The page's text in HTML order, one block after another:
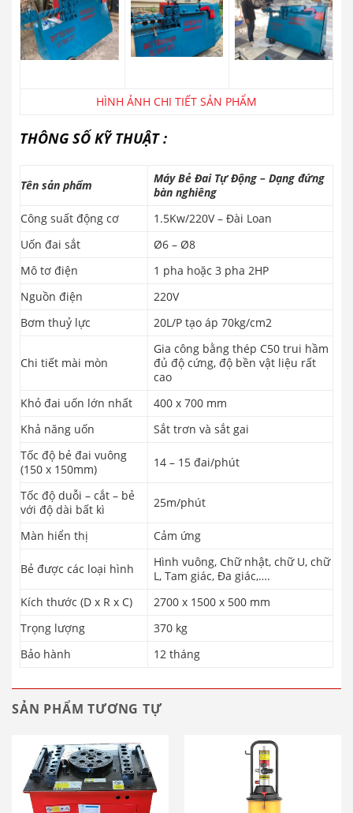
HÌNH ẢNH CHI TIẾT SẢN PHẨM
THÔNG SỐ KỸ THUẬT :
Tên sản phẩm
Máy Bẻ Đai Tự Động – Dạng đứng
bàn nghiêng
Công suất động cơ
1.5Kw/220V – Đài Loan
Uốn đai sắt
Ø6 – Ø8
Mô tơ điện
1 pha hoặc 3 pha 2HP
Nguồn điện
220V
Bơm thuỷ lực
20L/P tạo áp 70kg/cm2
Chi tiết mài mòn
Gia công bằng thép C50 trui hầm
đủ độ cứng, độ bền vật liệu rất
cao
Khỏ đai uốn lớn nhất
400 x 700 mm
Khả năng uốn
Sắt trơn và sắt gai
Tốc độ bẻ đai vuông
(150 x 150mm)
14 – 15 đai/phút
Tốc độ duỗi – cắt – bẻ
với độ dài bất kì
25m/phút
Màn hiển thị Cảm ứng
Bẻ được các loại hình
Hình vuông, Chữ nhật, chữ U, chữ
L, Tam giác, Đa giác,….
Kích thước (D x R x C)
2700 x 1500 x 500 mm
Trọng lượng
370 kg
Bảo hành
12 tháng
SẢN PHẨM TƯƠNG TỰ